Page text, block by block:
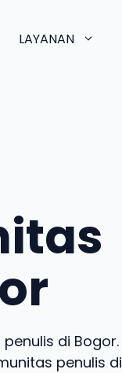
LAYANAN
di Bogor.
penulis di